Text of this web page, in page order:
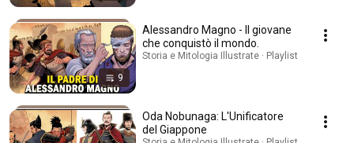
9
Alessandro Magno - Il giovane
che conquistò il mondo.
Storia e Mitologia Illustrate · Playlist
Oda Nobunaga: L'Unificatore
del Giappone